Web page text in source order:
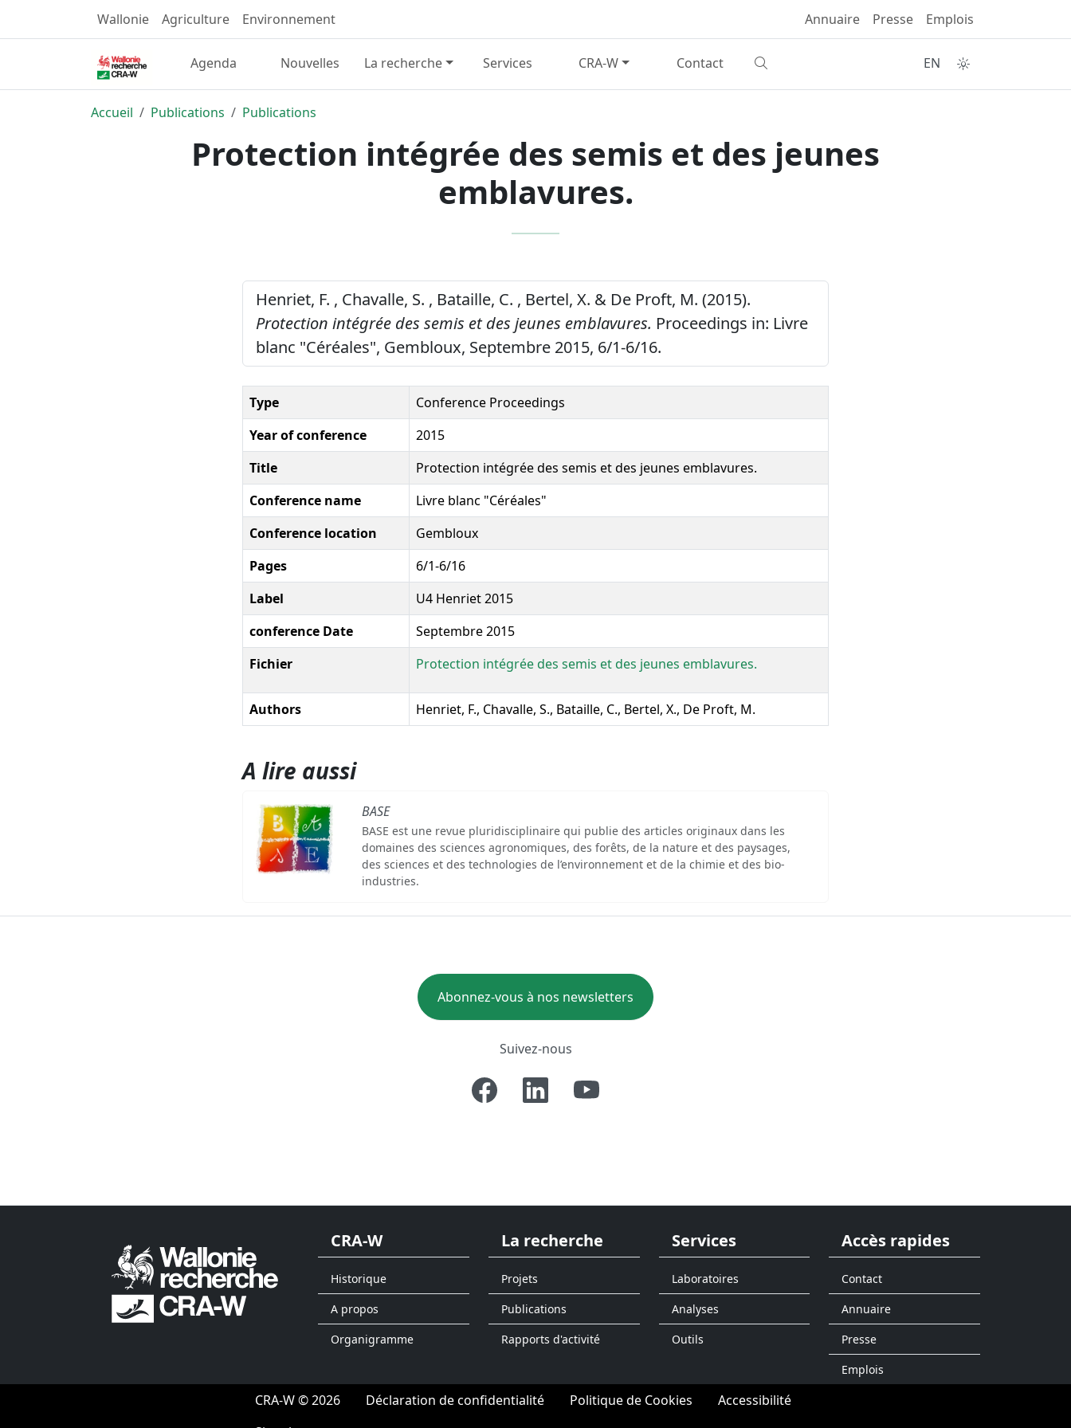
Wallonie Agriculture Environnement Annuaire Presse Emplois
Agenda Nouvelles La recherche Services CRA-W Contact EN
Accueil Publications Publications
Protection intégrée des semis et des jeunes
emblavures.
Henriet, F. , Chavalle, S. , Bataille, C. , Bertel, X. & De Proft, M. (2015).
Protection intégrée des semis et des jeunes emblavures. Proceedings in: Livre
blanc "Céréales", Gembloux, Septembre 2015, 6/1-6/16.
Type
Conference Proceedings
Year of conference
2015
Title
Protection intégrée des semis et des jeunes emblavures.
Conference name
Livre blanc "Céréales"
Conference location
Gembloux
Pages
6/1-6/16
Label
U4 Henriet 2015
conference Date
Septembre 2015
Fichier
Protection intégrée des semis et des jeunes emblavures.
Authors Henriet, F., Chavalle, S., Bataille, C., Bertel, X., De Proft, M.
A lire aussi
BASE
BASE est une revue pluridisciplinaire qui publie des articles originaux dans les
domaines des sciences agronomiques, des forêts, de la nature et des paysages,
des sciences et des technologies de l’environnement et de la chimie et des bio-
industries.
Abonnez-vous à nos newsletters
Suivez-nous
CRA-W
Historique
A propos
Organigramme
La recherche
Projets
Publications
Rapports d'activité
Services
Laboratoires
Analyses
Outils
Accès rapides
Contact
Annuaire
Presse
Emplois
CRA-W © 2026 Déclaration de confidentialité Politique de Cookies
Accessibilité